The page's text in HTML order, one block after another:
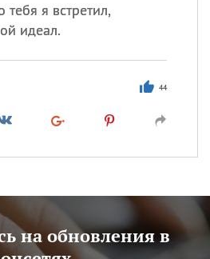
я встретил,
идеал.
44
на обновления в